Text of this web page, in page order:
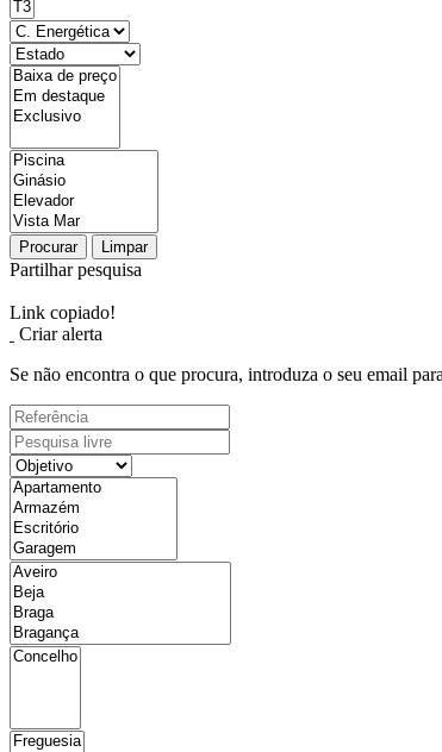
Procurar Limpar
Partilhar pesquisa
Link copiado!
Criar alerta
Se não encontra o que procura, introduza o seu email